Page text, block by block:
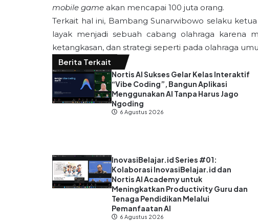
mobile game akan mencapai 100 juta orang.
Terkait hal ini, Bambang Sunarwibowo selaku
layak menjadi sebuah cabang olahraga karena
ketangkasan, dan strategi seperti pada olahraga
Berita Terkait
Nortis AI Sukses Gelar Kelas Interaktif
“Vibe Coding”, Bangun Aplikasi
Menggunakan AI Tanpa Harus Jago
Ngoding
6 Agustus 2026
InovasiBelajar.id Series #01:
Kolaborasi InovasiBelajar.id dan
Nortis AI Academy untuk
Meningkatkan Productivity Guru dan
Tenaga Pendidikan Melalui
Pemanfaatan AI
6 Agustus 2026